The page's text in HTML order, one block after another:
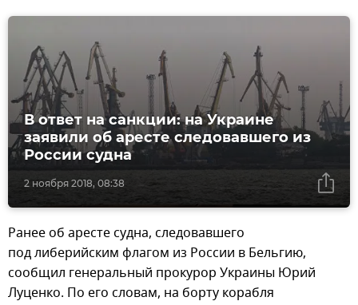
2 ноября 2018, 08:38
В ответ на санкции: на Украине
заявили об аресте следовавшего из
России судна
Ранее об аресте судна, следовавшего
под либерийским флагом из России в Бельгию,
сообщил генеральный прокурор Украины Юрий
Луценко. По его словам, на борту корабля